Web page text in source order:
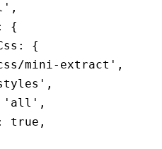
,
{
:
{
mini-extract' ,
,
'all' ,
true ,